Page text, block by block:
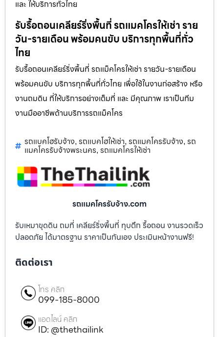
และ ให้บริการทั่วไทย
รับรื้อถอนเคลียร์ริ่งพื้นที่ รถแมคโครให้เช่า ราย
วัน-รายเดือน พร้อมคนขับ บริการทุกพื้นที่ทั่ว
ไทย
รับรื้อถอนเคลียร์ริ่งพื้นที่ รถแม็คโครให้เช่า รายวัน-รายเดือน
พร้อมคนขับ บริการทุกพื้นที่ทั่วไทย เพื่อใช้ในงานก่อสร้าง หรือ
งานถมดิน ที่ให้บริการอย่างเต็มที่ และ มีคุณภาพ เราเป็นทีม
งานมืออาชีพด้านบริการรถแม็คโคร
รถแบคโฮรับจ้าง, รถแบคโฮให้เช่า, รถแมคโครรับจ้าง, รถ
แมคโครรับจ้างพระนคร, รถแมคโครให้เช่า
รถแมคโครรับจ้าง.com
รับเหมาขุดดิน ถมที่ เคลียร์ริ่งพื้นที่ ทุบตึก รื้อถอน งานรวดเร็ว
ปลอดภัย ได้มาตรฐาน ราคาเป็นกันเอง ประเมินหน้างานฟรี!
ติดต่อเรา
โทร คลิก
099-185-8000
แอดไลน์ คลิก
ID: @thethailink